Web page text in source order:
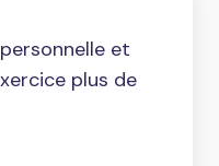
et
plus de